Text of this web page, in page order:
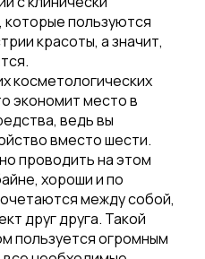
которые пользуются
красоты, а значит,
косметологических
экономит место в
ведь вы
вместо шести.
проводить на этом
хороши и по
между собой,
друг друга. Такой
пользуется огромным